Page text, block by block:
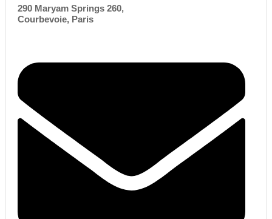
290 Maryam Springs 260,
Courbevoie, Paris